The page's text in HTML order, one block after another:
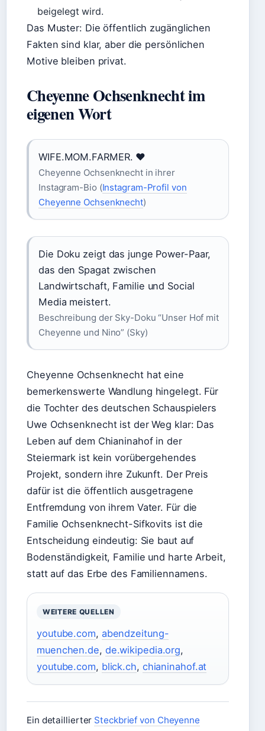
beigelegt wird.
Das Muster: Die öffentlich zugänglichen
Fakten sind klar, aber die persönlichen
Motive bleiben privat.
Cheyenne Ochsenknecht im
eigenen Wort
WIFE.MOM.FARMER. ❤️‍
Cheyenne Ochsenknecht in ihrer
Instagram-Bio (Instagram-Profil von
Cheyenne Ochsenknecht)
Die Doku zeigt das junge Power-Paar,
das den Spagat zwischen
Landwirtschaft, Familie und Social
Media meistert.
Beschreibung der Sky-Doku “Unser Hof mit
Cheyenne und Nino” (Sky)
Cheyenne Ochsenknecht hat eine
bemerkenswerte Wandlung hingelegt. Für
die Tochter des deutschen Schauspielers
Uwe Ochsenknecht ist der Weg klar: Das
Leben auf dem Chianinahof in der
Steiermark ist kein vorübergehendes
Projekt, sondern ihre Zukunft. Der Preis
dafür ist die öffentlich ausgetragene
Entfremdung von ihrem Vater. Für die
Familie Ochsenknecht-Sifkovits ist die
Entscheidung eindeutig: Sie baut auf
Bodenständigkeit, Familie und harte Arbeit,
statt auf das Erbe des Familiennamens.
WEITERE QUELLEN
youtube.com, abendzeitung-
muenchen.de, de.wikipedia.org,
youtube.com, blick.ch, chianinahof.at
Ein detaillierter Steckbrief von Cheyenne